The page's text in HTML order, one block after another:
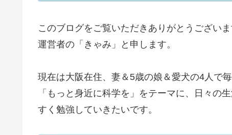
このブログをご覧いただきありがとうございま
運営者の「きゃみ」と申します。
現在は大阪在住、妻＆5歳の娘＆愛犬の4人で
「もっと身近に科学を」をテーマに、日々の
すく勉強していきたいです。